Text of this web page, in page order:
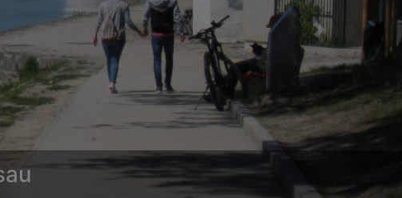
Next